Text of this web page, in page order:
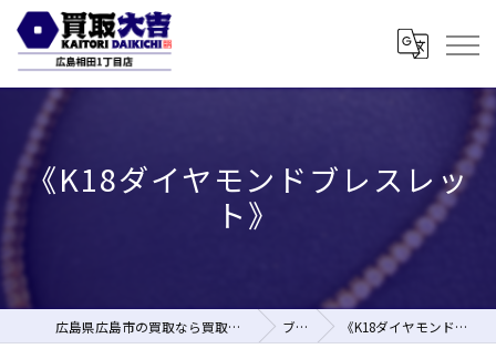
《K18ダイヤモンドブレスレッ
ト》
広島県広島市の買取なら買取大吉 広島相田1丁目店 ブログ 《K18ダイヤモンドブレスレット》